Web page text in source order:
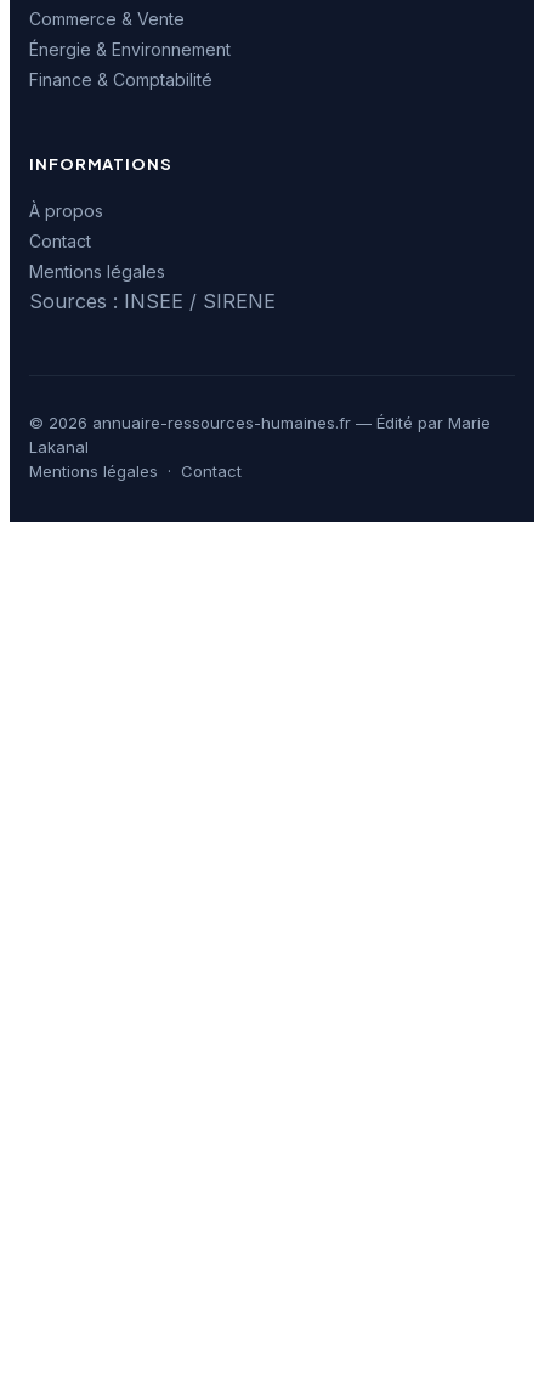
Commerce & Vente
Énergie & Environnement
Finance & Comptabilité
INFORMATIONS
À propos
Contact
Mentions légales
Sources : INSEE / SIRENE
© 2026 annuaire-ressources-humaines.fr — Édité par Marie
Lakanal
Mentions légales · Contact